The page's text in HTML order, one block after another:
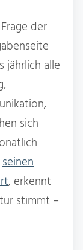
der
jährlich alle
sich
seinen
, erkennt
stimmt –